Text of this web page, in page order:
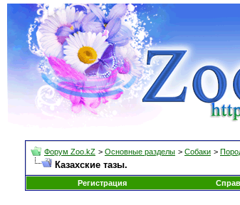
Форум Zoo.kZ > Основные разделы > Собаки >
Казахские тазы.
Регистрация